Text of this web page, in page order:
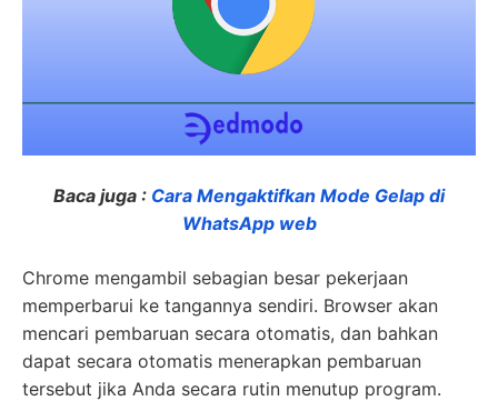
Baca juga : Cara Mengaktifkan Mode Gelap di
WhatsApp web
Chrome mengambil sebagian besar pekerjaan
memperbarui ke tangannya sendiri. Browser akan
mencari pembaruan secara otomatis, dan bahkan
dapat secara otomatis menerapkan pembaruan
tersebut jika Anda secara rutin menutup program.